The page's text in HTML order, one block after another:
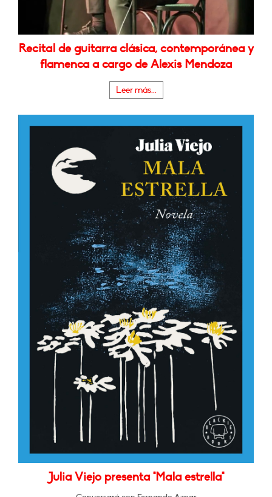
Recital de guitarra clásica, contemporánea y
flamenca a cargo de Alexis Mendoza
Leer más...
Julia Viejo presenta "Mala estrella"